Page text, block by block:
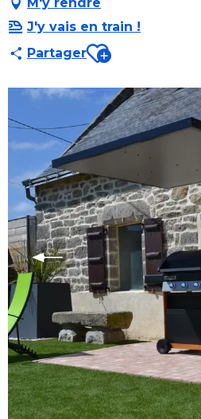
J'y vais en train !
PartagerAjouter aux favoris